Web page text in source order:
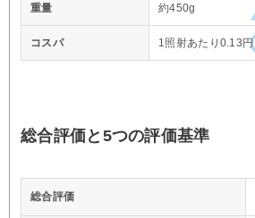
重量 約450g
コスパ 1照射あたり0.13円
総合評価と5つの評価基準
総合評価